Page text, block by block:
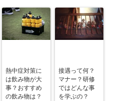
熱中症対策に
は飲み物が大
事？おすすめ
の飲み物は？
接遇って何？
マナー？研修
ではどんな事
を学ぶの？